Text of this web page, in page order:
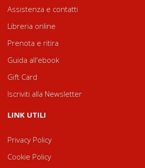
Assistenza e contatti
Libreria online
Prenota e ritira
Guida all'ebook
Gift Card
Iscriviti alla Newsletter
LINK UTILI
Privacy Policy
Cookie Policy